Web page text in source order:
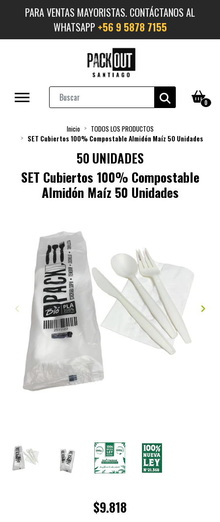
PARA VENTAS MAYORISTAS. CONTÁCTANOS AL
WHATSAPP +56 9 5878 7155
0
Inicio
TODOS LOS PRODUCTOS
SET Cubiertos 100% Compostable Almidón Maíz 50 Unidades
50 UNIDADES
SET Cubiertos 100% Compostable
Almidón Maíz 50 Unidades
$9.818